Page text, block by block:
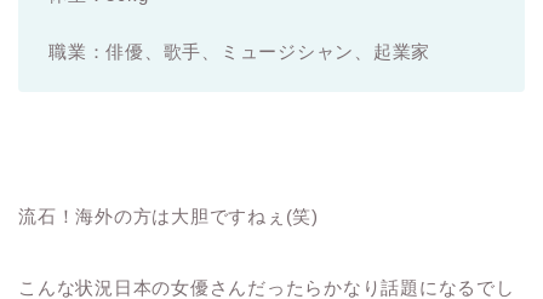
職業：俳優、歌手、ミュージシャン、起業家
流石！海外の方は大胆ですねぇ(笑)
こんな状況日本の女優さんだったらかなり話題になるでし